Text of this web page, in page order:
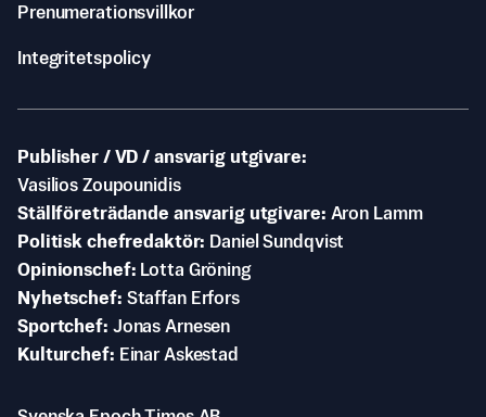
Prenumerationsvillkor
Integritetspolicy
Publisher / VD / ansvarig utgivare
Vasilios Zoupounidis
Ställföreträdande ansvarig utgivare Aron Lamm
Politisk chefredaktör
Daniel Sundqvist
Opinionschef
Lotta Gröning
Nyhetschef Staffan Erfors
Sportchef Jonas Arnesen
Kulturchef
Einar Askestad